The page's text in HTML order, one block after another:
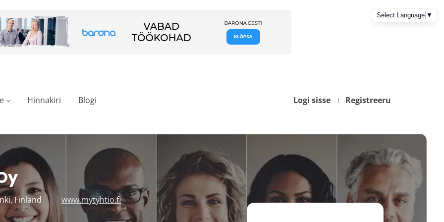
Logi sisse Registreeru
Hinnakiri Blogi
Finland www.mytyhtio.fi